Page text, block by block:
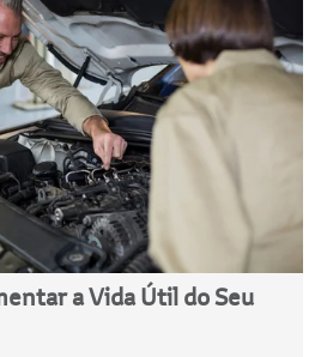
a Vida Útil do Seu